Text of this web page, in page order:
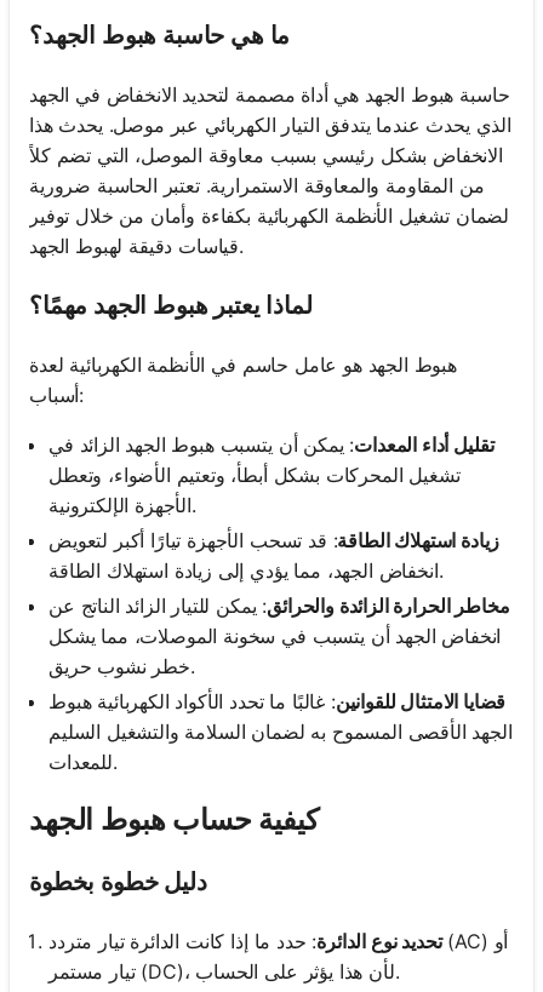
ما هي حاسبة هبوط الجهد؟
حاسبة هبوط الجهد هي أداة مصممة لتحديد الانخفاض في الجهد
الذي يحدث عندما يتدفق التيار الكهربائي عبر موصل. يحدث هذا
الانخفاض بشكل رئيسي بسبب معاوقة الموصل، التي تضم كلاً
من المقاومة والمعاوقة الاستمرارية. تعتبر الحاسبة ضرورية
لضمان تشغيل الأنظمة الكهربائية بكفاءة وأمان من خلال توفير
قياسات دقيقة لهبوط الجهد.
لماذا يعتبر هبوط الجهد مهمًا؟
هبوط الجهد هو عامل حاسم في الأنظمة الكهربائية لعدة
أسباب:
تقليل أداء المعدات: يمكن أن يتسبب هبوط الجهد الزائد في
تشغيل المحركات بشكل أبطأ، وتعتيم الأضواء، وتعطل
الأجهزة الإلكترونية.
زيادة استهلاك الطاقة: قد تسحب الأجهزة تيارًا أكبر لتعويض
انخفاض الجهد، مما يؤدي إلى زيادة استهلاك الطاقة.
مخاطر الحرارة الزائدة والحرائق: يمكن للتيار الزائد الناتج عن
انخفاض الجهد أن يتسبب في سخونة الموصلات، مما يشكل
خطر نشوب حريق.
قضايا الامتثال للقوانين: غالبًا ما تحدد الأكواد الكهربائية هبوط
الجهد الأقصى المسموح به لضمان السلامة والتشغيل السليم
للمعدات.
كيفية حساب هبوط الجهد
دليل خطوة بخطوة
تحديد نوع الدائرة: حدد ما إذا كانت الدائرة تيار متردد (AC) أو
تيار مستمر (DC)، لأن هذا يؤثر على الحساب.